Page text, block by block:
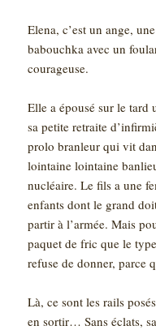
Elena, c’est un ange,
babouchka avec un
courageuse.
Elle a épousé sur le
sa petite retraite
prolo branleur qui vit
lointaine lointaine
nucléaire. Le fils a une
enfants dont le grand
partir à l’armée. Mais
paquet de fric que le
refuse de donner, parce
Là, ce sont les rails
en sortir… Sans éclats,